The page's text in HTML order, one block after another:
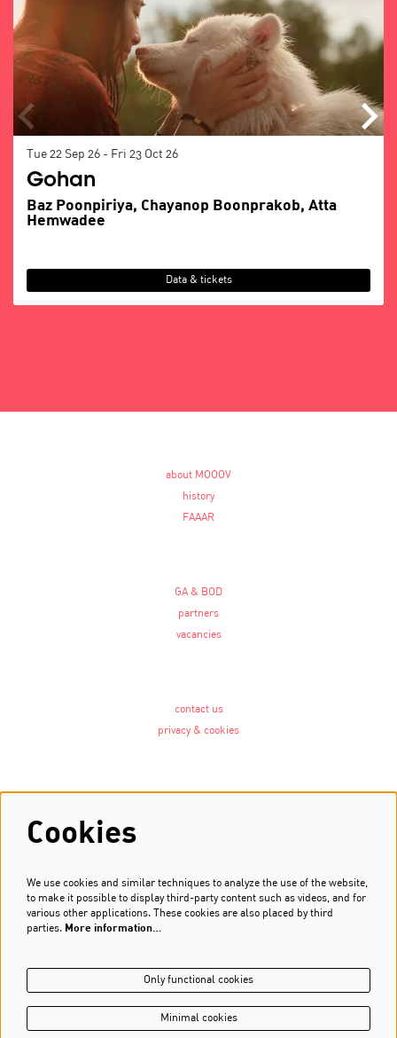
Gohan
Baz Poonpiriya, Chayanop Boonprakob, Atta
Hemwadee
Tue 22 Sep 26 - Fri 23 Oct 26
Data & tickets
about MOOOV
history
FAAAR
GA & BOD
partners
vacancies
contact us
privacy & cookies
Newsletter
Sign up
Cookies
We use cookies and similar techniques to analyze the use of the website,
to make it possible to display third-party content such as videos, and for
various other applications. These cookies are also placed by third
parties. More information…
Only functional cookies
Minimal cookies